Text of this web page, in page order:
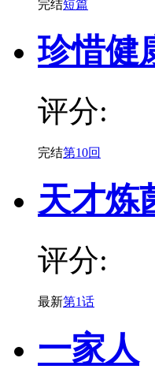
完结短篇
珍惜健
评分:
完结第10回
天才炼
评分:
最新第1话
一家人